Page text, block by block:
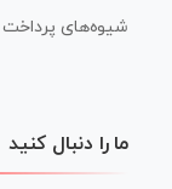
شیوه‌های پرداخت
ما را دنبال کنید